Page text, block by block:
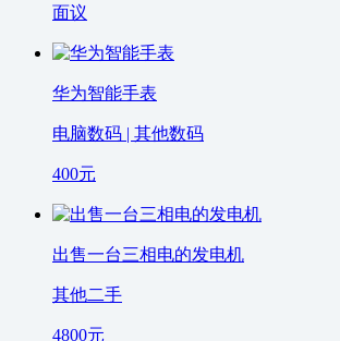
面议
华为智能手表
电脑数码 | 其他数码
400元
出售一台三相电的发电机
其他二手
4800元